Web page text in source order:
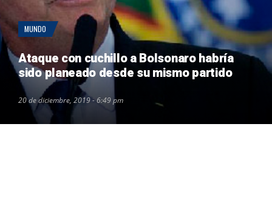
MUNDO
Ataque con cuchillo a Bolsonaro habría
sido planeado desde su mismo partido
20 de diciembre, 2019 - 6:49 pm